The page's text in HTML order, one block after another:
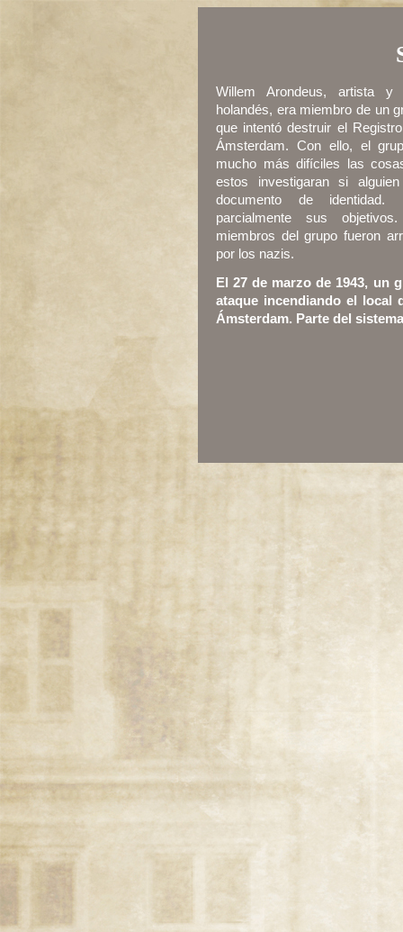
Willem Arondeus, artista y
holandés, era miembro de un
que intentó destruir el
Ámsterdam. Con ello, el
mucho más difíciles las
estos investigaran si
documento de identidad.
parcialmente sus
miembros del grupo fueron
por los nazis.
El 27 de marzo de 1943, un
ataque incendiando el local
Ámsterdam. Parte del